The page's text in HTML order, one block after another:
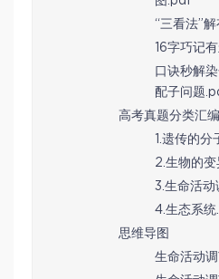
“三看法”
16字巧记
口诀秒解
配子问题
高考真题分类汇编
1.遗传的
2.生物的
3.生命活
4.生态系
思维导图
生命活动